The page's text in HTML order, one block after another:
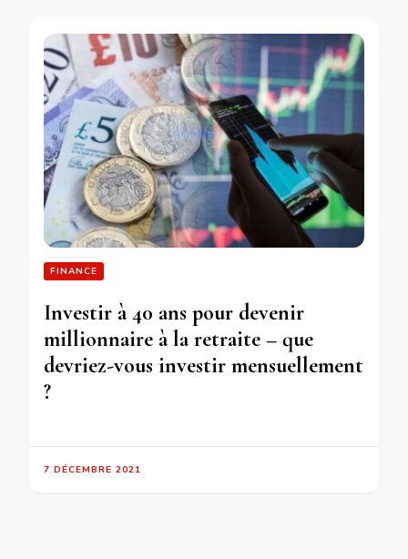
FINANCE
Investir à 40 ans pour devenir
millionnaire à la retraite – que
devriez-vous investir mensuellement
?
7 DÉCEMBRE 2021